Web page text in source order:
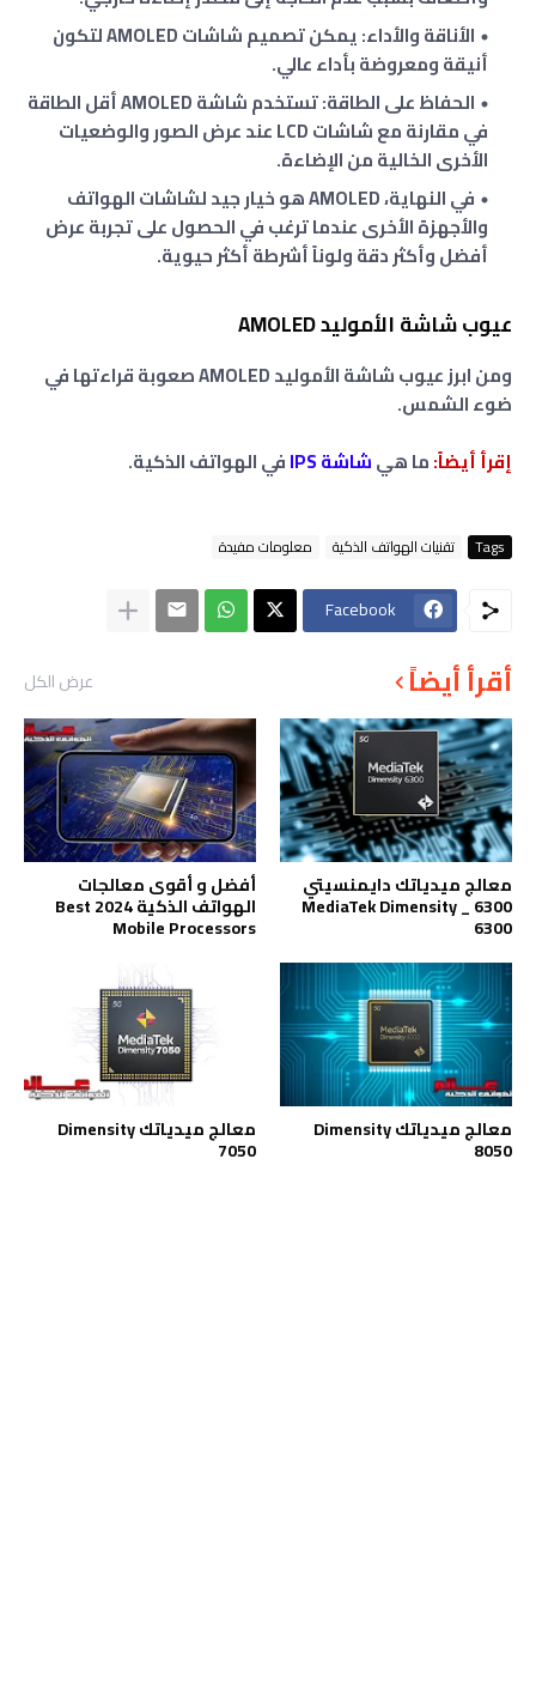
الأناقة والأداء: يمكن تصميم شاشات AMOLED لتكون
أنيقة ومعروضة بأداء عالي.
الحفاظ على الطاقة: تستخدم شاشة AMOLED أقل الطاقة
في مقارنة مع شاشات LCD عند عرض الصور والوضعيات
الأخرى الخالية من الإضاءة.
في النهاية، AMOLED هو خيار جيد لشاشات الهواتف
والأجهزة الأخرى عندما ترغب في الحصول على تجربة عرض
أفضل وأكثر دقة ولوناً أشرطة أكثر حيوية.
عيوب شاشة الأموليد AMOLED
ومن ابرز عيوب شاشة الأموليد AMOLED صعوبة قراءتها في
ضوء الشمس.
إقرأ أيضاً:ما هيشاشة IPS في الهواتف الذكية.
Tags تقنيات الهواتف الذكية معلومات مفيدة
Facebook
أقرأ أيضاً عرض الكل
معالج ميدياتك دايمنسيتي
6300 _ MediaTek Dimensity
6300
أفضل و أقوى معالجات
الهواتف الذكية 2024 Best
Mobile Processors
معالج ميدياتك Dimensity
8050
معالج ميدياتك Dimensity
7050